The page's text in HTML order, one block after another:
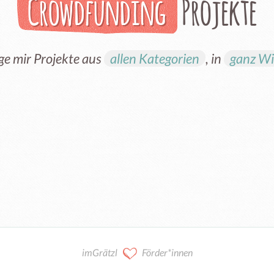
Crowdfunding Projekte
mir Projekte aus allen Kategorien , in ganz
imGrätzl Förder*innen